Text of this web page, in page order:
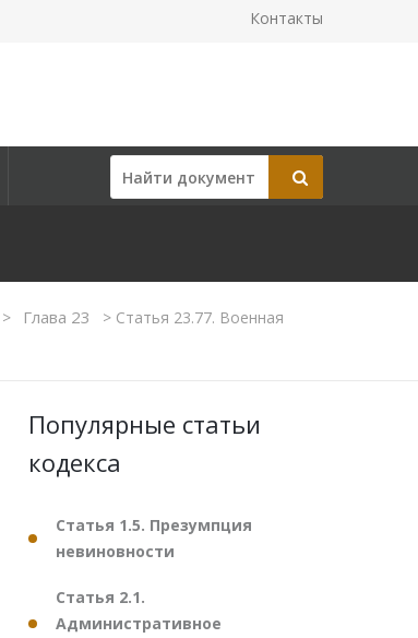
Контакты
> Глава 23 >Статья 23.77. Военная
Популярные статьи
кодекса
Статья 1.5. Презумпция
невиновности
Статья 2.1.
Административное